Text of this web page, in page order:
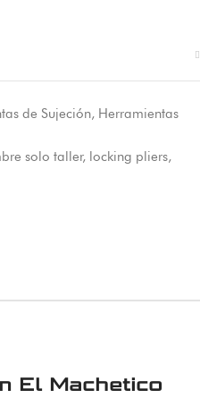
de Sujeción, Herramientas
solo taller, locking pliers,
El Machetico